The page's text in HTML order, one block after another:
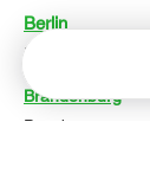
Berlin
Berlin
Brandenburg
Potsdam